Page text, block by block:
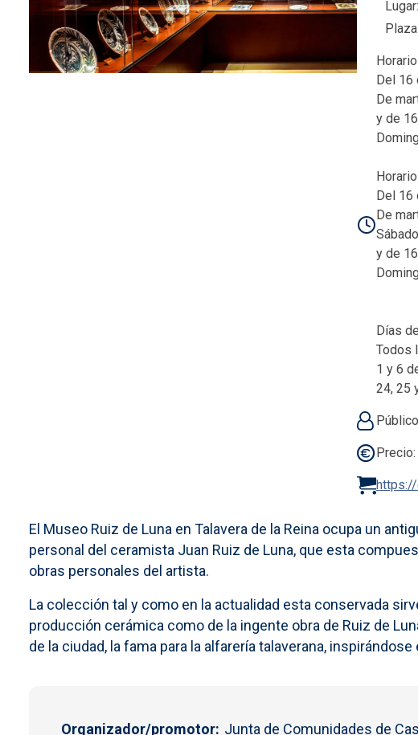
Lugar
Del 16
De
y de
Del 16
De
y de
Días
Todos
1 y 6
24, 25
Precio
El Museo Ruiz de Luna en Talavera de la Reina ocupa un
personal del ceramista Juan Ruiz de Luna, que esta
obras personales del artista.
La colección tal y como en la actualidad esta conservada
producción cerámica como de la ingente obra de Ruiz de
de la ciudad, la fama para la alfarería talaverana,
Organizador/promotor Junta de Comunidades de